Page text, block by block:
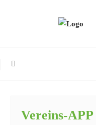
Vereins-APP